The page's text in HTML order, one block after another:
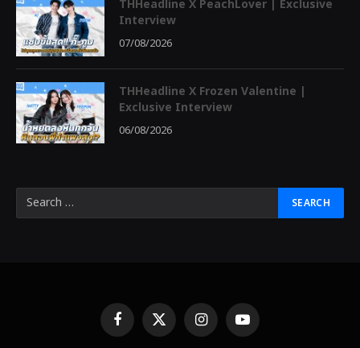
THHeadline X PeachLover | Exclusive
Interview
07/08/2026
THHeadline X Frozen Valentine |
Exclusive Interview
06/08/2026
FacebookX
(Twitter)
InstagramYouTube